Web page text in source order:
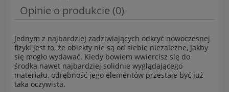
Opinie o produkcie (0)
Jednym z najbardziej zadziwiających odkryć nowoczesnej
fizyki jest to, że obiekty nie są od siebie niezależne, jakby
się mogło wydawać. Kiedy bowiem wwiercisz się do
środka nawet najbardziej solidnie wyglądającego
materiału, odrębność jego elementów przestaje być już
taka oczywista.